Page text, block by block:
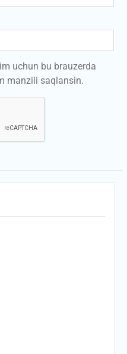
uchun bu brauzerda
manzili saqlansin.